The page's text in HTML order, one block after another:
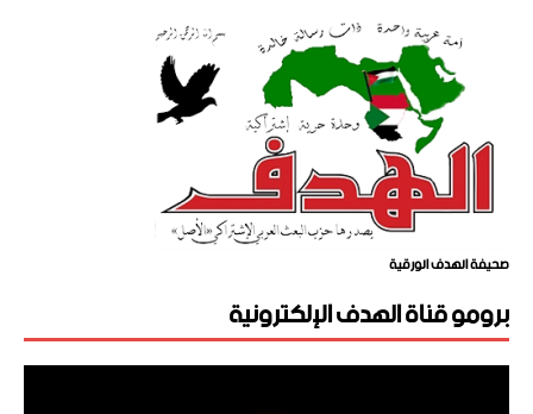
صحيفة الهدف الورقية
برومو قناة الهدف الإلكترونية
مشغل